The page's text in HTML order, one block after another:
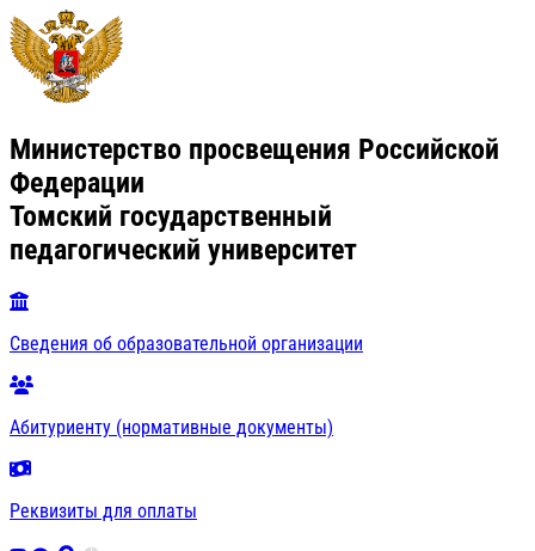
Министерство просвещения Российской
Федерации
Томский государственный
педагогический университет
Сведения об образовательной организации
Абитуриенту (нормативные документы)
Реквизиты для оплаты